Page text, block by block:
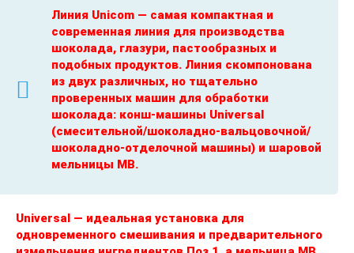
Линия Unicom — самая компактная и
современная линия для производства
шоколада, глазури, пастообразных и
подобных продуктов. Линия скомпонована
из двух различных, но тщательно
проверенных машин для обработки
шоколада: конш-машины Universal
(смесительной/шоколадно-вальцовочной/
шоколадно-отделочной машины) и шаровой
мельницы МВ.
Universal — идеальная установка для
одновременного смешивания и предварительного